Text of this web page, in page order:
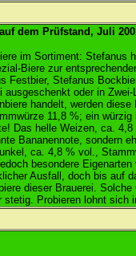
dem Prüfstand, Juli
im Sortiment: Stefanus
Biere zur
Festbier, Stefanus
oder in
handelt, werden
11,8 %; ein
Das helle Weizen, ca.
Bananennote, sondern
ca. 4,8 % vol.,
besondere
Ausfall, doch bis auf
dieser Brauerei.
Probieren lohnt sich